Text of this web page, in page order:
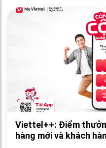
Viettel++: Điểm
hàng mới và khách